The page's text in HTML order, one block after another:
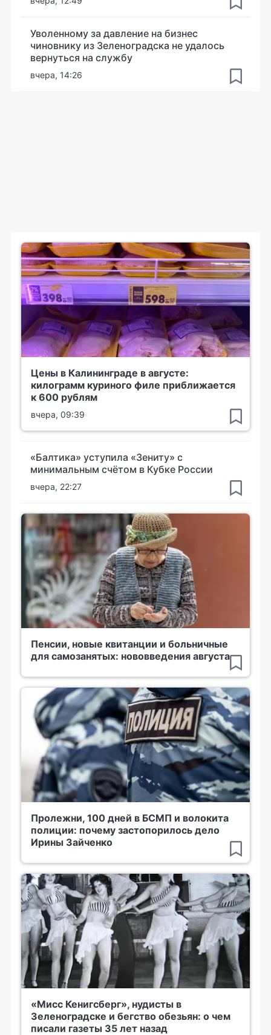
Уволенному за давление на бизнес
чиновнику из Зеленоградска не удалось
вернуться на службу
вчера, 14:26
Цены в Калининграде в августе:
килограмм куриного филе приближается
к 600 рублям
вчера, 09:39
«Балтика» уступила «Зениту» с
минимальным счётом в Кубке России
вчера, 22:27
Пенсии, новые квитанции и больничные
для самозанятых: нововведения августа
Пролежни, 100 дней в БСМП и волокита
полиции: почему застопорилось дело
Ирины Зайченко
«Мисс Кенигсберг», нудисты в
Зеленоградске и бегство обезьян: о чем
писали газеты 35 лет назад